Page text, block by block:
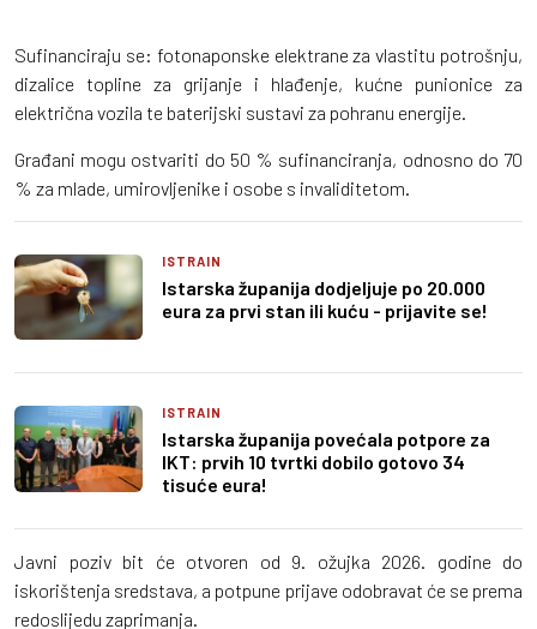
Sufinanciraju se: fotonaponske elektrane za vlastitu potrošnju,
dizalice topline za grijanje i hlađenje, kućne punionice za
električna vozila te baterijski sustavi za pohranu energije.
Građani mogu ostvariti do 50 % sufinanciranja, odnosno do 70
% za mlade, umirovljenike i osobe s invaliditetom.
ISTRAIN
Istarska županija dodjeljuje po 20.000
eura za prvi stan ili kuću - prijavite se!
ISTRAIN
Istarska županija povećala potpore za
IKT: prvih 10 tvrtki dobilo gotovo 34
tisuće eura!
Javni poziv bit će otvoren od 9. ožujka 2026. godine do
iskorištenja sredstava, a potpune prijave odobravat će se prema
redoslijedu zaprimanja.